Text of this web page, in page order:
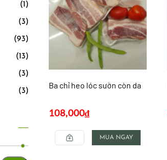
(1)
(3)
(93)
(13)
(3)
(3)
Ba chỉ heo lóc sườn còn da
108,000₫
MUA NGAY